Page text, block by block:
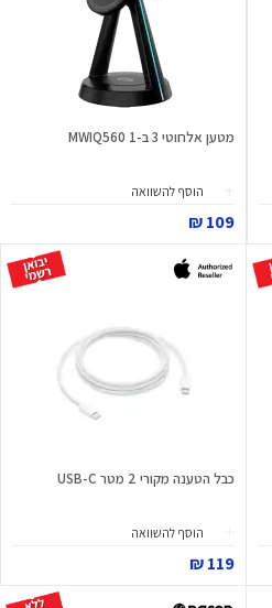
מטען אלחוטי 3 ב-1 MWIQ560
הוסף להשוואה
109 ₪
כבל הטענה מקורי 2 מטר USB-C
הוסף להשוואה
119 ₪